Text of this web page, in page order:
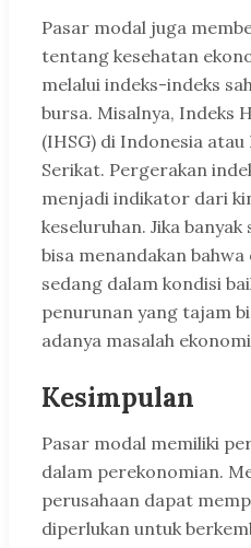
Pasar modal juga
tentang kesehatan
melalui indeks-indeks
bursa. Misalnya, Indeks
(IHSG) di Indonesia
Serikat. Pergerakan
menjadi indikator dari
keseluruhan. Jika
bisa menandakan
sedang dalam kondisi
penurunan yang tajam
adanya masalah
Kesimpulan
Pasar modal memiliki
dalam perekonomian.
perusahaan dapat
diperlukan untuk